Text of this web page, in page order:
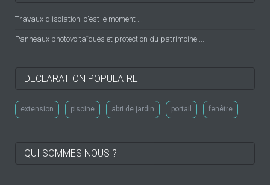
Travaux d'isolation. c'est le moment ...
Panneaux photovoltaïques et protection du patrimoine ...
DECLARATION POPULAIRE
extension piscine abri de jardin portail fenêtre
QUI SOMMES NOUS ?